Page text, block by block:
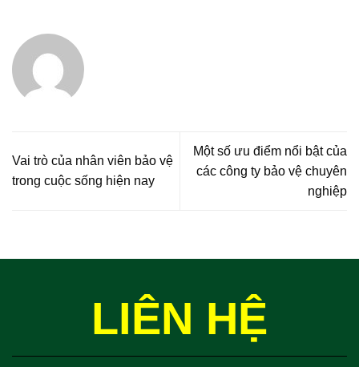
Vai trò của nhân viên bảo vệ
trong cuộc sống hiện nay
Một số ưu điểm nổi bật của
các công ty bảo vệ chuyên
nghiệp
LIÊN HỆ